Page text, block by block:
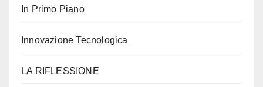
In Primo Piano
Innovazione Tecnologica
LA RIFLESSIONE